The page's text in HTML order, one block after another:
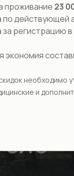
проживание 23
по действующей
за регистрацию
экономия
необходимо
и